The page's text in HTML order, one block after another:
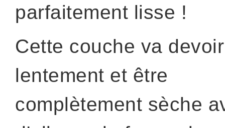
parfaitement lisse !
Cette couche va
lentement et être
complètement sèche